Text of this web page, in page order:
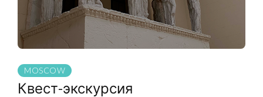
MOSCOW
Квест-экскурсия